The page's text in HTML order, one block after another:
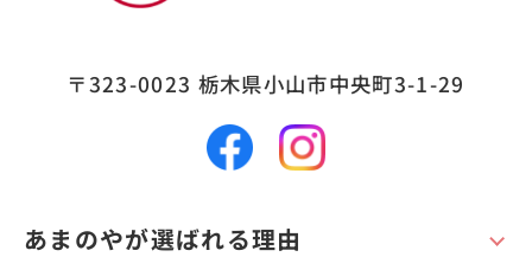
〒323-0023 栃木県小山市中央町3-1-29
あまのやが選ばれる理由